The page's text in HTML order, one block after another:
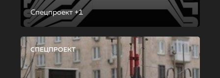
Спецпроект +1
СПЕЦПРОЕКТ